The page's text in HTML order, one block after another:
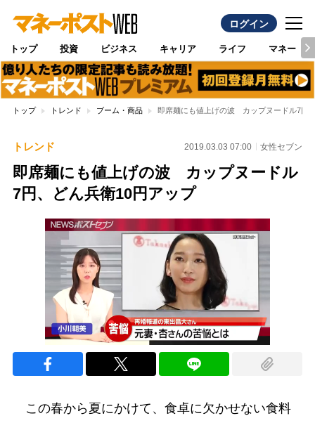
ログイン
トップ 投資 ビジネス キャリア ライフ マネー
トップ トレンド ブーム・商品 即席麺にも値上げの波 カップヌードル7円
トレンド 2019.03.03 07:00 女性セブン
即席麺にも値上げの波 カップヌードル
7円、どん兵衛10円アップ
この春から夏にかけて、食卓に欠かせない食料